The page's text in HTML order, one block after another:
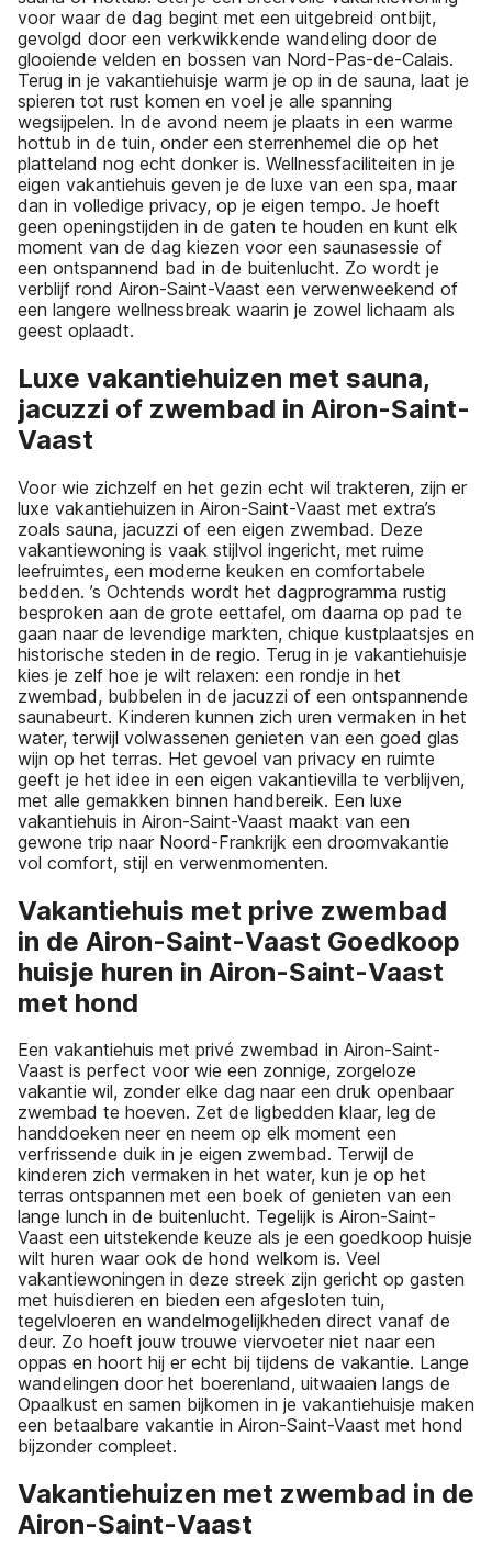
voor waar de dag begint met een uitgebreid ontbijt,
gevolgd door een verkwikkende wandeling door de
glooiende velden en bossen van Nord-Pas-de-Calais.
Terug in je vakantiehuisje warm je op in de sauna, laat je
spieren tot rust komen en voel je alle spanning
wegsijpelen. In de avond neem je plaats in een warme
hottub in de tuin, onder een sterrenhemel die op het
platteland nog echt donker is. Wellnessfaciliteiten in je
eigen vakantiehuis geven je de luxe van een spa, maar
dan in volledige privacy, op je eigen tempo. Je hoeft
geen openingstijden in de gaten te houden en kunt elk
moment van de dag kiezen voor een saunasessie of
een ontspannend bad in de buitenlucht. Zo wordt je
verblijf rond Airon-Saint-Vaast een verwenweekend of
een langere wellnessbreak waarin je zowel lichaam als
geest oplaadt.
Luxe vakantiehuizen met sauna,
jacuzzi of zwembad in Airon-Saint-
Vaast
Voor wie zichzelf en het gezin echt wil trakteren, zijn er
luxe vakantiehuizen in Airon-Saint-Vaast met extra’s
zoals sauna, jacuzzi of een eigen zwembad. Deze
vakantiewoning is vaak stijlvol ingericht, met ruime
leefruimtes, een moderne keuken en comfortabele
bedden. ’s Ochtends wordt het dagprogramma rustig
besproken aan de grote eettafel, om daarna op pad te
gaan naar de levendige markten, chique kustplaatsjes en
historische steden in de regio. Terug in je vakantiehuisje
kies je zelf hoe je wilt relaxen: een rondje in het
zwembad, bubbelen in de jacuzzi of een ontspannende
saunabeurt. Kinderen kunnen zich uren vermaken in het
water, terwijl volwassenen genieten van een goed glas
wijn op het terras. Het gevoel van privacy en ruimte
geeft je het idee in een eigen vakantievilla te verblijven,
met alle gemakken binnen handbereik. Een luxe
vakantiehuis in Airon-Saint-Vaast maakt van een
gewone trip naar Noord-Frankrijk een droomvakantie
vol comfort, stijl en verwenmomenten.
Vakantiehuis met prive zwembad
in de Airon-Saint-Vaast Goedkoop
huisje huren in Airon-Saint-Vaast
met hond
Een vakantiehuis met privé zwembad in Airon-Saint-
Vaast is perfect voor wie een zonnige, zorgeloze
vakantie wil, zonder elke dag naar een druk openbaar
zwembad te hoeven. Zet de ligbedden klaar, leg de
handdoeken neer en neem op elk moment een
verfrissende duik in je eigen zwembad. Terwijl de
kinderen zich vermaken in het water, kun je op het
terras ontspannen met een boek of genieten van een
lange lunch in de buitenlucht. Tegelijk is Airon-Saint-
Vaast een uitstekende keuze als je een goedkoop huisje
wilt huren waar ook de hond welkom is. Veel
vakantiewoningen in deze streek zijn gericht op gasten
met huisdieren en bieden een afgesloten tuin,
tegelvloeren en wandelmogelijkheden direct vanaf de
deur. Zo hoeft jouw trouwe viervoeter niet naar een
oppas en hoort hij er echt bij tijdens de vakantie. Lange
wandelingen door het boerenland, uitwaaien langs de
Opaalkust en samen bijkomen in je vakantiehuisje maken
een betaalbare vakantie in Airon-Saint-Vaast met hond
bijzonder compleet.
Vakantiehuizen met zwembad in de
Airon-Saint-Vaast